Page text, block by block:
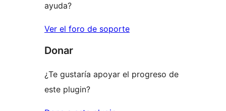
ayuda?
Ver el foro de soporte
Donar
¿Te gustaría apoyar el progreso de
este plugin?